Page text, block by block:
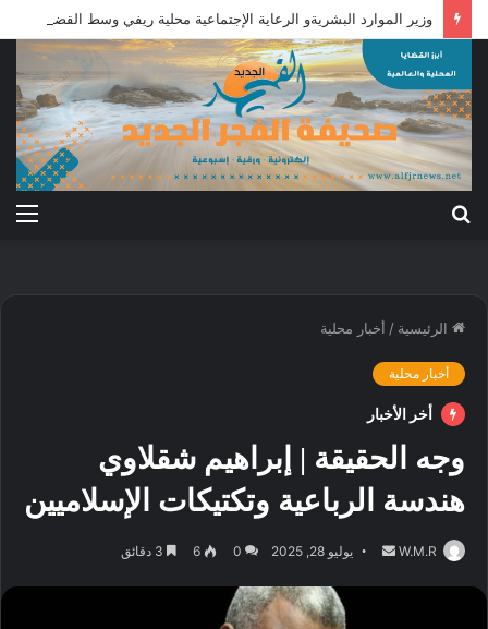
الرئيسية / أخبار محلية
أخبار محلية
أخر الأخبار
وجه الحقيقة | إبراهيم شقلاوي
هندسة الرباعية وتكتيكات الإسلاميين
W.M.R
أرسل
إلكترونيا
يوليو 28, 2025 0
6